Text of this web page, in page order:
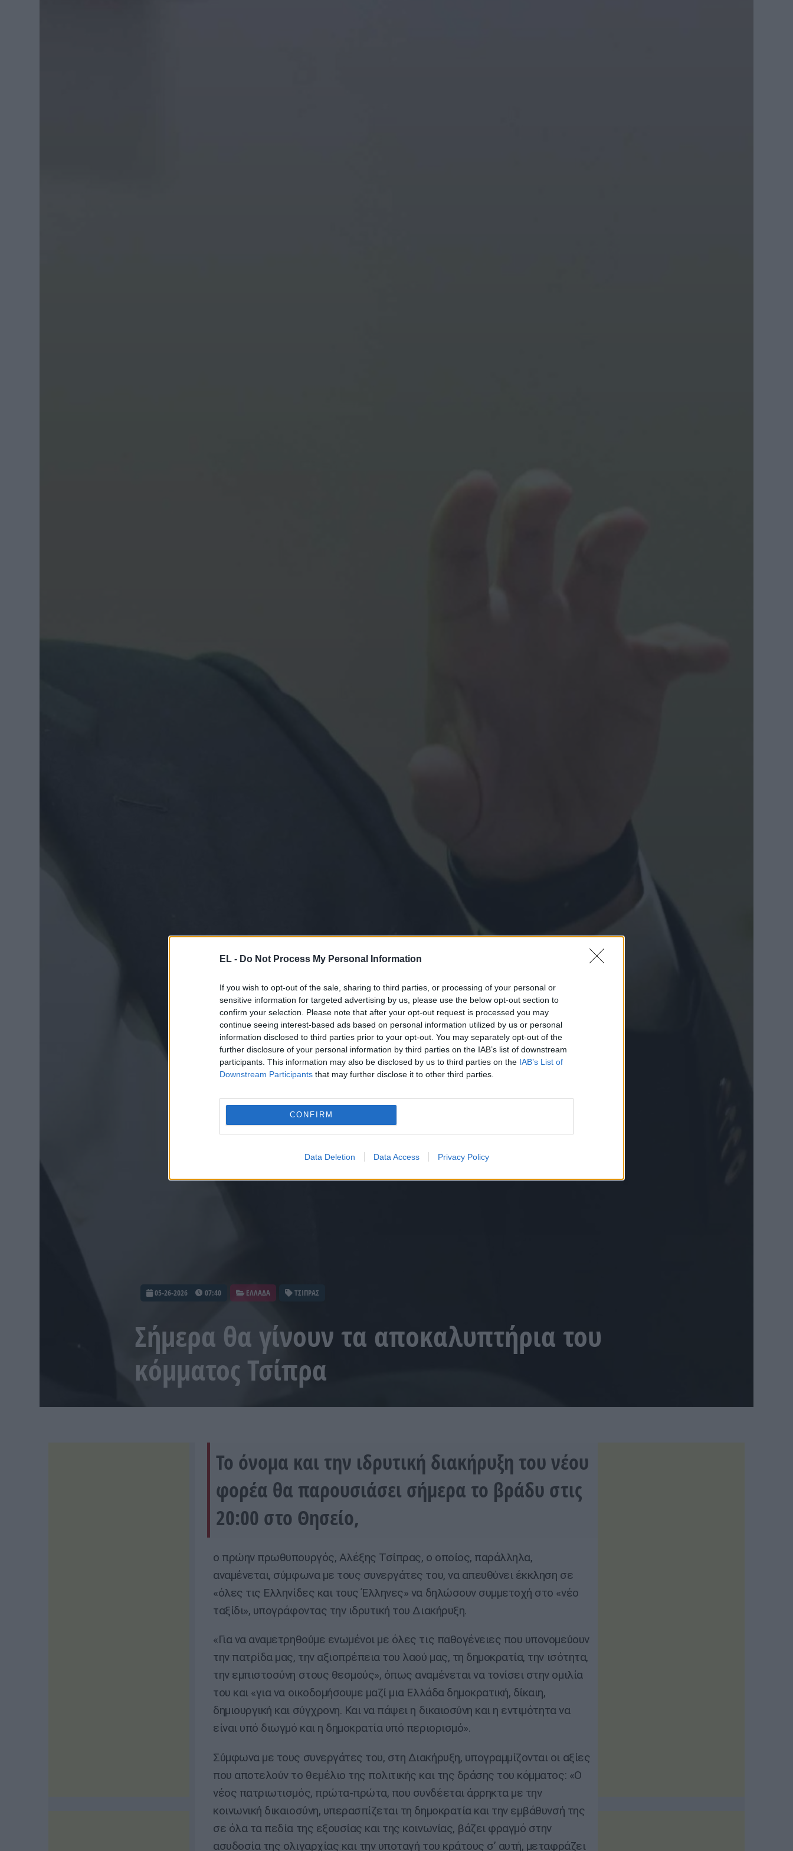
EL - Do Not Process My Personal Information
If you wish to opt-out of the sale, sharing to third parties, or processing of your personal or
sensitive information for targeted advertising by us, please use the below opt-out section to
confirm your selection. Please note that after your opt-out request is processed you may
continue seeing interest-based ads based on personal information utilized by us or personal
information disclosed to third parties prior to your opt-out. You may separately opt-out of the
further disclosure of your personal information by third parties on the IAB’s list of downstream
participants. This information may also be disclosed by us to third parties on the IAB’s List of
Downstream Participants that may further disclose it to other third parties.
CONFIRM
Data Deletion Data Access Privacy Policy
05-26-2026 07:40 ΕΛΛΑΔΑ ΤΣΙΠΡΑΣ
Σήμερα θα γίνουν τα αποκαλυπτήρια του
κόμματος Τσίπρα
Το όνομα και την ιδρυτική διακήρυξη του νέου
φορέα θα παρουσιάσει σήμερα το βράδυ στις
20:00 στο Θησείο,
ο πρώην πρωθυπουργός, Αλέξης Τσίπρας, ο οποίος, παράλληλα,
αναμένεται, σύμφωνα με τους συνεργάτες του, να απευθύνει έκκληση σε
«όλες τις Ελληνίδες και τους Έλληνες» να δηλώσουν συμμετοχή στο «νέο
ταξίδι», υπογράφοντας την ιδρυτική του Διακήρυξη.
«Για να αναμετρηθούμε ενωμένοι με όλες τις παθογένειες που υπονομεύουν
την πατρίδα μας, την αξιοπρέπεια του λαού μας, τη δημοκρατία, την ισότητα,
την εμπιστοσύνη στους θεσμούς», όπως αναμένεται να τονίσει στην ομιλία
του και «για να οικοδομήσουμε μαζί μια Ελλάδα δημοκρατική, δίκαιη,
δημιουργική και σύγχρονη. Και να πάψει η δικαιοσύνη και η εντιμότητα να
είναι υπό διωγμό και η δημοκρατία υπό περιορισμό».
Σύμφωνα με τους συνεργάτες του, στη Διακήρυξη, υπογραμμίζονται οι αξίες
που αποτελούν το θεμέλιο της πολιτικής και της δράσης του κόμματος: «Ο
νέος πατριωτισμός, πρώτα-πρώτα, που συνδέεται άρρηκτα με την
κοινωνική δικαιοσύνη, υπερασπίζεται τη δημοκρατία και την εμβάθυνσή της
σε όλα τα πεδία της εξουσίας και της κοινωνίας, βάζει φραγμό στην
ασυδοσία της ολιγαρχίας και την υποταγή του κράτους σ’ αυτή, μεταφράζει